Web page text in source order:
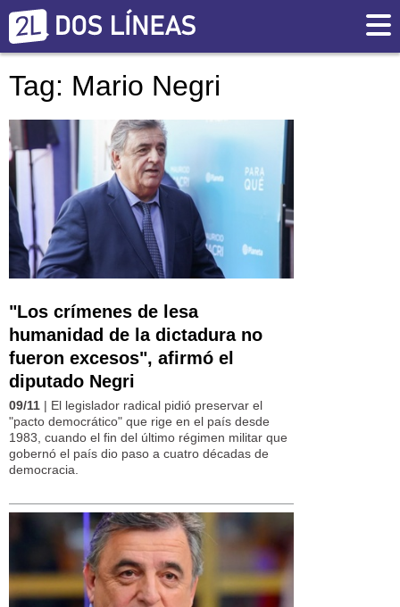
Tag: Mario Negri
"Los crímenes de lesa
humanidad de la dictadura no
fueron excesos", afirmó el
diputado Negri
09/11 | El legislador radical pidió preservar el
"pacto democrático" que rige en el país desde
1983, cuando el fin del último régimen militar que
gobernó el país dio paso a cuatro décadas de
democracia.